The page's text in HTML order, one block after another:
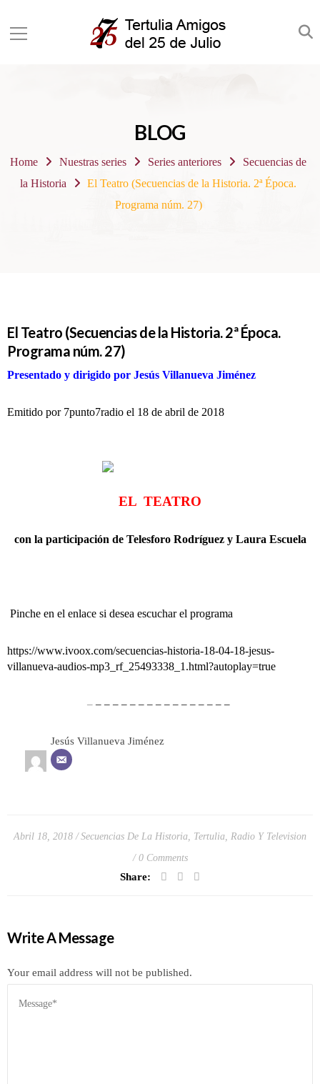
BLOG
Home Nuestras series Series anteriores
Secuencias de
la Historia
El Teatro (Secuencias de la Historia. 2ª Época.
Programa núm. 27)
El Teatro (Secuencias de la Historia. 2ª Época.
Programa núm. 27)
Presentado y dirigido por Jesús Villanueva Jiménez
Emitido por 7punto7radio el 18 de abril de 2018
EL TEATRO
con la participación de Telesforo Rodríguez y Laura Escuela
Pinche en el enlace si desea escuchar el programa
https://www.ivoox.com/secuencias-historia-18-04-18-jesus-
villanueva-audios-mp3_rf_25493338_1.html?autoplay=true
– – – – – – – – – – – – – – – – –
Jesús Villanueva Jiménez
Abril 18, 2018 Secuencias De La Historia Tertulia, Radio Y Television
0 Comments
Share:
Write A Message
Your email address will not be published.